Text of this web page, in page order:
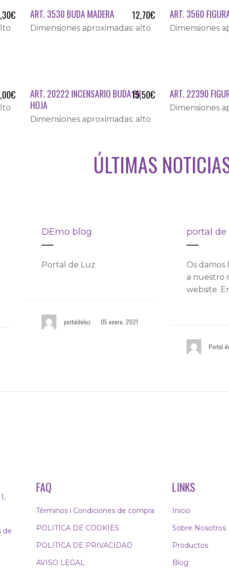
€ ART. 3530 BUDA MADERA
Dimensiones aproximadas: alto
12,70€ ART. 3560
Dimensiones
€
ART. 20222 INCENSARIO BUDA EN
HOJA
Dimensiones aproximadas: alto
15,50€ ART. 22390
Dimensiones
ÚLTIMAS
DEmo blog
Portal de Luz
portaldeluz 05 enero, 2021
portal de
Os damos
a nuestro
website.
Portal
de
FAQ
Términos i Condiciones de compra
POLITICA DE COOKIES
POLITICA DE PRIVACIDAD
AVISO LEGAL
LINKS
Inicio
Sobre Nosotros
Productos
Blog